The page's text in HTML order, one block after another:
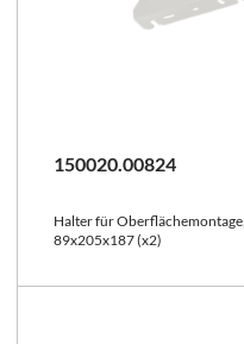
150020.00824
Halter für Oberflächemontage,
89x205x187 (x2)